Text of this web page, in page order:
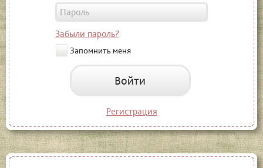
Забыли пароль?
Запомнить меня
Войти
Регистрация